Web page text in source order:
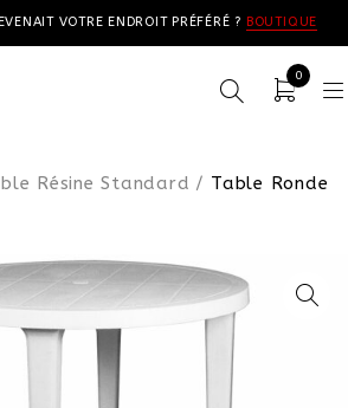
VOTRE ENDROIT PRÉFÉRÉ ? BOUTIQUE
0
Résine Standard / Table Ronde